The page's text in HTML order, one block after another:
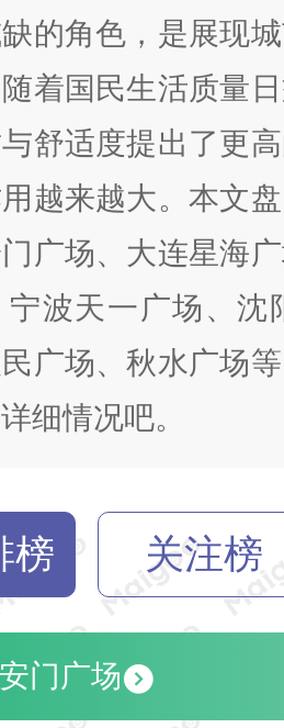
的角色，是展现
着国民生活质量
舒适度提出了更
越来越大。本文
广场、大连星海
宁波天一广场、沈
广场、秋水广场
细情况吧。
榜 关注榜
门广场